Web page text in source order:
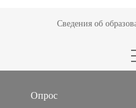
Сведения об
Опрос